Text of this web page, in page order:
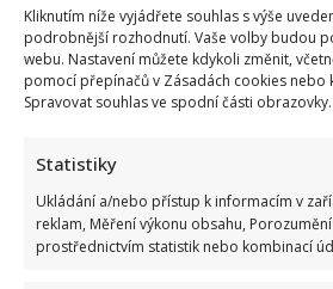
Kliknutím níže vyjádřete souhlas s výše
podrobnější rozhodnutí. Vaše volby budou
webu. Nastavení můžete kdykoli změnit,
pomocí přepínačů v Zásadách cookies nebo
Spravovat souhlas ve spodní části obrazovky.
Statistiky
Ukládání a/nebo přístup k informacím v
reklam, Měření výkonu obsahu,
prostřednictvím statistik nebo kombinací